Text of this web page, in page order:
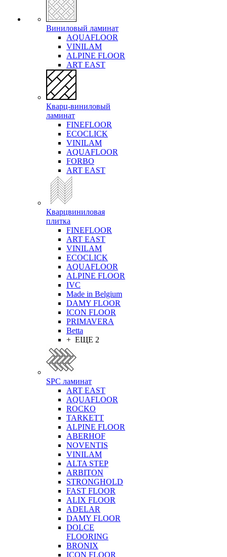
Виниловый ламинат
AQUAFLOOR
VINILAM
ALPINE FLOOR
ART EAST
Кварц-виниловый
ламинат
FINEFLOOR
ECOCLICK
VINILAM
AQUAFLOOR
FORBO
ART EAST
Кварцвиниловая
плитка
FINEFLOOR
ART EAST
VINILAM
ECOCLICK
AQUAFLOOR
ALPINE FLOOR
IVC
Made in Belgium
DAMY FLOOR
ICON FLOOR
PRIMAVERA
Betta
+ ЕЩЕ 2
SPC ламинат
ART EAST
AQUAFLOOR
ROCKO
TARKETT
ALPINE FLOOR
ABERHOF
NOVENTIS
VINILAM
ALTA STEP
ARBITON
STRONGHOLD
FAST FLOOR
ALIX FLOOR
ADELAR
DAMY FLOOR
DOLCE
FLOORING
BRONIX
ICON FLOOR